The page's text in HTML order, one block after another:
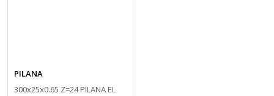
PILANA
300x25x0.65 Z=24 PILANA EL